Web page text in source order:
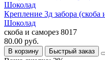
Крепление 3д забора
Шоколад
скоба и саморез 8017
80.00 руб.
В корзину Быстрый заказ